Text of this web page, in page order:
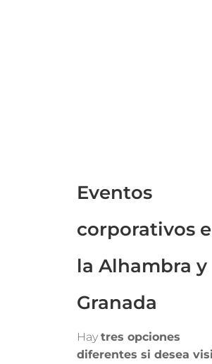
Eventos
corporativos
la Alhambra y
Granada
Haytres opciones
diferentes si desea